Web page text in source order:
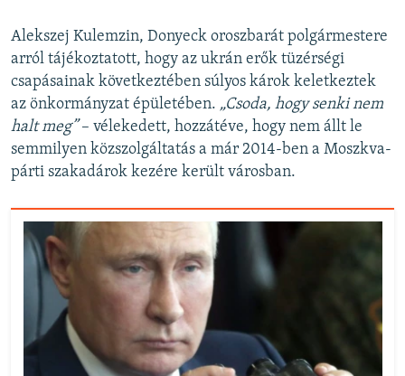
Alekszej Kulemzin, Donyeck oroszbarát polgármestere
arról tájékoztatott, hogy az ukrán erők tüzérségi
csapásainak következtében súlyos károk keletkeztek
az önkormányzat épületében. „Csoda, hogy senki nem
halt meg”– vélekedett, hozzátéve, hogy nem állt le
semmilyen közszolgáltatás a már 2014-ben a Moszkva-
párti szakadárok kezére került városban.